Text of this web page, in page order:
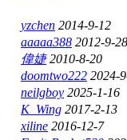
yzchen 2014-9-12
aaaaa388 2012-9-28
偉婕 2010-8-20
doomtwo222 2024-
neilgboy 2025-1-16
K_Wing 2017-2-13
xiline 2016-12-7